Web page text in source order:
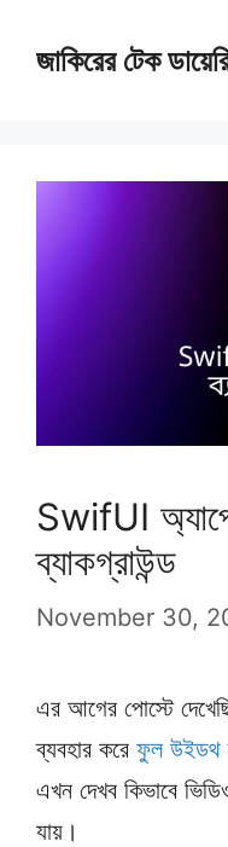
জাকিরের টেক
SwifUI
ব্যাকগ্রাউন্ড
November 30,
এর আগের পোস্টে
ব্যবহার করে ফুল উইডথ
এখন দেখব কিভাবে
যায়।